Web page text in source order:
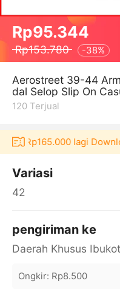
Rp95.344
Rp153.780 -38%
Aerostreet 39-44
dal Selop Slip On
22aaa0
120 Terjual
Rp165.000 lagi
Variasi
42
pengiriman ke
Ongkir: Rp8.500